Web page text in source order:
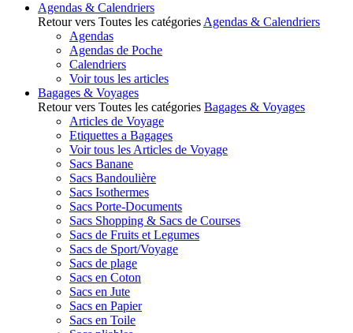
Agendas & Calendriers
Retour vers Toutes les catégories Agendas & Calendriers
Agendas
Agendas de Poche
Calendriers
Voir tous les articles
Bagages & Voyages
Retour vers Toutes les catégories Bagages & Voyages
Articles de Voyage
Etiquettes a Bagages
Voir tous les Articles de Voyage
Sacs Banane
Sacs Bandoulière
Sacs Isothermes
Sacs Porte-Documents
Sacs Shopping & Sacs de Courses
Sacs de Fruits et Legumes
Sacs de Sport/Voyage
Sacs de plage
Sacs en Coton
Sacs en Jute
Sacs en Papier
Sacs en Toile